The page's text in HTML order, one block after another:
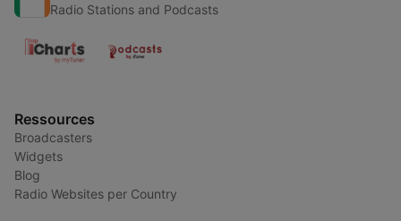
Radio Stations and Podcasts
Ressources
Broadcasters
Widgets
Blog
Radio Websites per Country